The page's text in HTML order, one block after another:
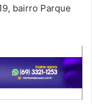
bairro Parque